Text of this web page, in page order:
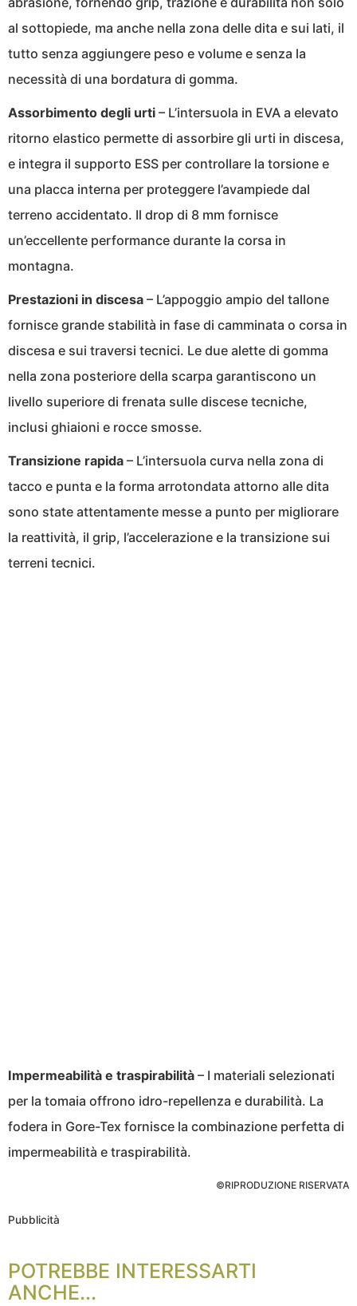
al sottopiede, ma anche nella zona delle dita e sui lati, il
tutto senza aggiungere peso e volume e senza la
necessità di una bordatura di gomma.
Assorbimento degli urti – L’intersuola in EVA a elevato
ritorno elastico permette di assorbire gli urti in discesa,
e integra il supporto ESS per controllare la torsione e
una placca interna per proteggere l’avampiede dal
terreno accidentato. Il drop di 8 mm fornisce
un’eccellente performance durante la corsa in
montagna.
Prestazioni in discesa – L’appoggio ampio del tallone
fornisce grande stabilità in fase di camminata o corsa in
discesa e sui traversi tecnici. Le due alette di gomma
nella zona posteriore della scarpa garantiscono un
livello superiore di frenata sulle discese tecniche,
inclusi ghiaioni e rocce smosse.
Transizione rapida – L’intersuola curva nella zona di
tacco e punta e la forma arrotondata attorno alle dita
sono state attentamente messe a punto per migliorare
la reattività, il grip, l’accelerazione e la transizione sui
terreni tecnici.
Impermeabilità e traspirabilità – I materiali selezionati
per la tomaia offrono idro-repellenza e durabilità. La
fodera in Gore-Tex fornisce la combinazione perfetta di
impermeabilità e traspirabilità.
©RIPRODUZIONE RISERVATA
Pubblicità
POTREBBE INTERESSARTI
ANCHE...